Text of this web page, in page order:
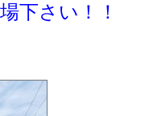
下さい！！